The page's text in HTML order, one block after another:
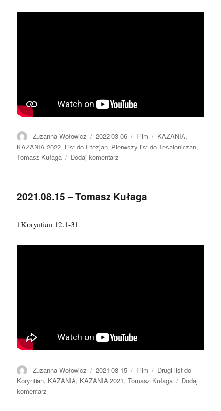
Autor
Zuzanna Wołowicz
Data
publikacji
2022-03-06 Format
Film Kategorie
KAZANIA,
KAZANIA 2022, List do Efezjan, Pierwszy list do Tesaloniczan,
Tomasz Kułaga
Dodaj komentarz
Kułaga
2021.08.15 – Tomasz Kułaga
1Koryntian 12:1-31
Autor
Zuzanna Wołowicz
Data
publikacji
2021-08-15 Format
Film Kategorie
Drugi list do
Koryntian, KAZANIA, KAZANIA 2021,Tomasz Kułaga
Dodaj
komentarz